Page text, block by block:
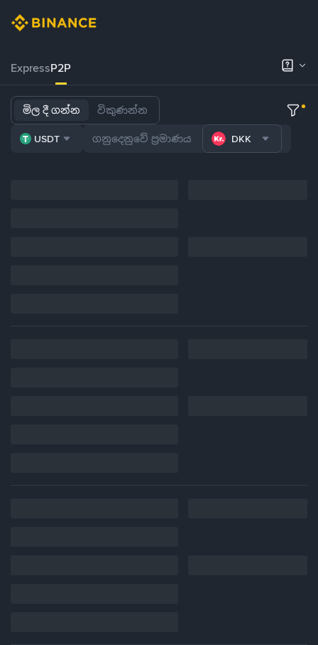
ExpressP2P
මිල දී ගන්න විකුණන්න
USDT DKK